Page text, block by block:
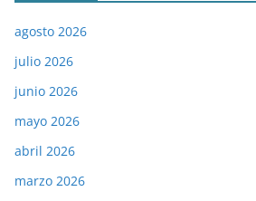
agosto 2026
julio 2026
junio 2026
mayo 2026
abril 2026
marzo 2026